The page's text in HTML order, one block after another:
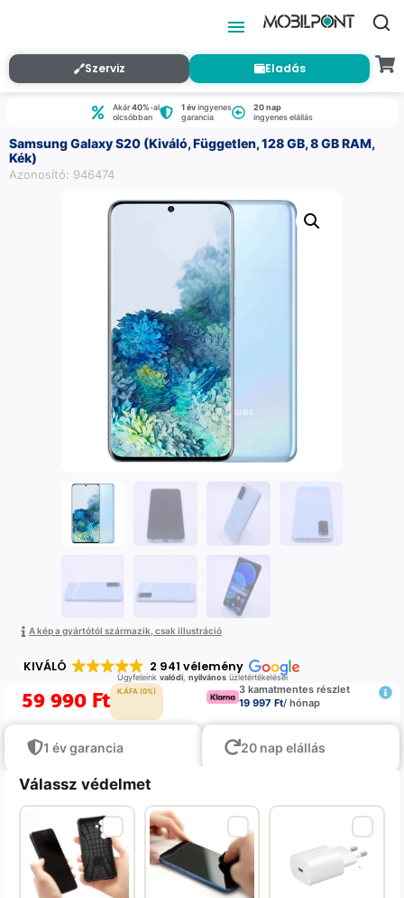
Szerviz Eladás
Akár40%-al
olcsóbban
1 évingyenes
garancia
20 nap
ingyenes elállás
Samsung Galaxy S20 (Kiváló, Független, 128 GB, 8 GB RAM,
Kék)
Azonosító: 946474
A kép a gyártótól származik, csak illustráció
KIVÁLÓ 2 941 vélemény
Ügyfeleink valódi, nyilvánosüzletértékelései
59 990 Ft K.ÁFA (0%)
3 kamatmentes részlet
19 997 Ft/ hónap
1 év garancia 20 nap elállás
Válassz védelmet